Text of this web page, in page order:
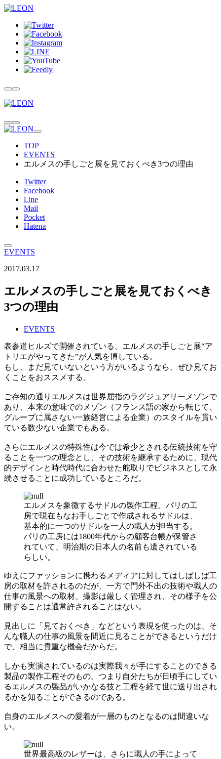
TOP
EVENTS
エルメスの手しごと展を見ておくべき3つの理由
Twitter
Facebook
Line
Mail
Pocket
Hatena
EVENTS
2017.03.17
エルメスの手しごと展を見ておくべき
3つの理由
EVENTS
表参道ヒルズで開催されている、エルメスの手しごと展“ア
トリエがやってきた”が人気を博している。
もし、まだ見ていないという方がいるようなら、ぜひ見てお
くことをおススメする。
ご存知の通りエルメスは世界屈指のラグジュアリーメゾンで
あり、本来の意味でのメゾン（フランス語の家から転じて、
グループに属さない一族経営による企業）のスタイルを貫い
ている数少ない企業でもある。
さらにエルメスの特殊性は今では希少とされる伝統技術を守
ることを一つの理念とし、その技術を継承するために、現代
的デザインと時代時代に合わせた舵取りでビジネスとして永
続させることに成功しているところだ。
エルメスを象徴するサドルの製作工程。パリの工
房で現在もなお手しごとで作成されるサドルは、
基本的に一つのサドルを一人の職人が担当する。
パリの工房には1800年代からの顧客台帳が保管さ
れていて、明治期の日本人の名前も遺されている
らしい。
ゆえにファッションに携わるメディアに対してはしばしば工
房の取材を許されるのだが、一方で門外不出の技術や職人の
仕事の風景への取材、撮影は厳しく管理され、その様子を公
開することは通常許されることはない。
見出しに「見ておくべき」などという表現を使ったのは、そ
んな職人の仕事の風景を間近に見ることができるというだけ
で、相当に貴重な機会だからだ。
しかも実演されているのは実際我々が手にすることのできる
製品の製作工程そのもの。つまり自分たちが日頃手にしてい
るエルメスの製品がいかなる技と工程を経て世に送り出され
るかを知ることができるのである。
自身のエルメスへの愛着が一層のものとなるのは間違いな
い。
世界最高級のレザーは、さらに職人の手によって